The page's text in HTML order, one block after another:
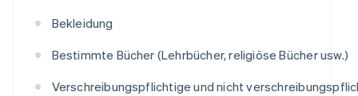
Bekleidung
Bestimmte Bücher (Lehrbücher, religiöse Bücher usw.)
Verschreibungspflichtige und nicht